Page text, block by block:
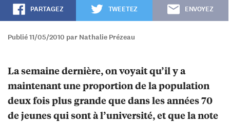
PARTAGEZ TWEETEZ ENVOYEZ
Publié 11/05/2010 par Nathalie Prézeau
La semaine dernière, on voyait qu’il y a
maintenant une proportion de la population
deux fois plus grande que dans les années 70
de jeunes qui sont à l’université, et que la note